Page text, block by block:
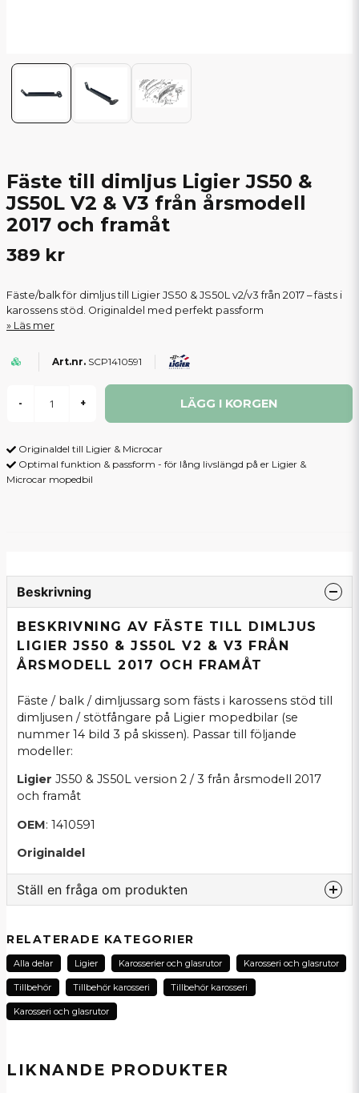
Fäste till dimljus Ligier JS50 &
JS50L V2 & V3 från årsmodell
2017 och framåt
389 kr
Fäste/balk för dimljus till Ligier JS50 & JS50L v2/v3 från 2017 – fästs i
karossens stöd. Originaldel med perfekt passform
Läs mer
SCP1410591
- + LÄGG I KORGEN
Originaldel till Ligier & Microcar
Optimal funktion & passform - för lång livslängd på er Ligier &
Microcar mopedbil
LIKNANDE PRODUKTER
Beskrivning
BESKRIVNING AV FÄSTE TILL DIMLJUS
LIGIER JS50 & JS50L V2 & V3 FRÅN
ÅRSMODELL 2017 OCH FRAMÅT
Fäste / balk / dimljussarg som fästs i karossens stöd till
dimljusen / stötfångare på Ligier mopedbilar (se
nummer 14 bild 3 på skissen). Passar till följande
modeller:
Ligier JS50 & JS50L version 2 / 3 från årsmodell 2017
och framåt
OEM: 1410591
Originaldel
Ställ en fråga om produkten
Fråga oss om denna produkt...
name
Namn
email
E-postadress
RELATERADE KATEGORIER
Alla delar Ligier Karosserier och glasrutor Karosseri och glasrutor
Tillbehör Tillbehör karosseri Tillbehör karosseri
Karosseri och glasrutor